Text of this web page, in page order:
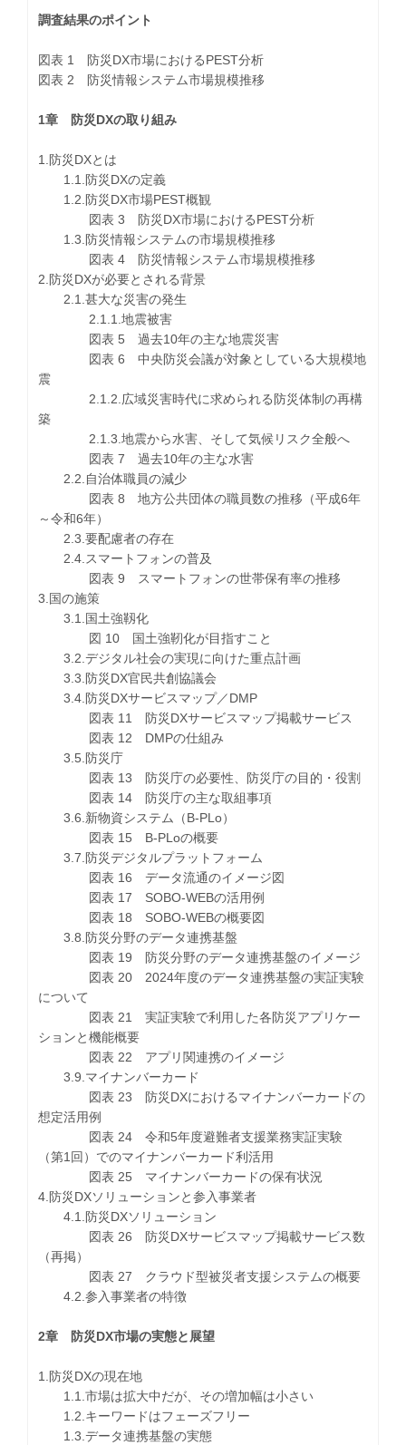
調査結果のポイント
図表 1 防災DX市場におけるPEST分析
図表 2 防災情報システム市場規模推移
1章 防災DXの取り組み
1.防災DXとは
1.1.防災DXの定義
1.2.防災DX市場PEST概観
図表 3 防災DX市場におけるPEST分析
1.3.防災情報システムの市場規模推移
図表 4 防災情報システム市場規模推移
2.防災DXが必要とされる背景
2.1.甚大な災害の発生
2.1.1.地震被害
図表 5 過去10年の主な地震災害
図表 6 中央防災会議が対象としている大規模地
震
2.1.2.広域災害時代に求められる防災体制の再構
築
2.1.3.地震から水害、そして気候リスク全般へ
図表 7 過去10年の主な水害
2.2.自治体職員の減少
図表 8 地方公共団体の職員数の推移（平成6年
～令和6年）
2.3.要配慮者の存在
2.4.スマートフォンの普及
図表 9 スマートフォンの世帯保有率の推移
3.国の施策
3.1.国土強靱化
図 10 国土強靭化が目指すこと
3.2.デジタル社会の実現に向けた重点計画
3.3.防災DX官民共創協議会
3.4.防災DXサービスマップ／DMP
図表 11 防災DXサービスマップ掲載サービス
図表 12 DMPの仕組み
3.5.防災庁
図表 13 防災庁の必要性、防災庁の目的・役割
図表 14 防災庁の主な取組事項
3.6.新物資システム（B-PLo）
図表 15 B-PLoの概要
3.7.防災デジタルプラットフォーム
図表 16 データ流通のイメージ図
図表 17 SOBO-WEBの活用例
図表 18 SOBO-WEBの概要図
3.8.防災分野のデータ連携基盤
図表 19 防災分野のデータ連携基盤のイメージ
図表 20 2024年度のデータ連携基盤の実証実験
について
図表 21 実証実験で利用した各防災アプリケー
ションと機能概要
図表 22 アプリ関連携のイメージ
3.9.マイナンバーカード
図表 23 防災DXにおけるマイナンバーカードの
想定活用例
図表 24 令和5年度避難者支援業務実証実験
（第1回）でのマイナンバーカード利活用
図表 25 マイナンバーカードの保有状況
4.防災DXソリューションと参入事業者
4.1.防災DXソリューション
図表 26 防災DXサービスマップ掲載サービス数
（再掲）
図表 27 クラウド型被災者支援システムの概要
4.2.参入事業者の特徴
2章 防災DX市場の実態と展望
1.防災DXの現在地
1.1.市場は拡大中だが、その増加幅は小さい
1.2.キーワードはフェーズフリー
1.3.データ連携基盤の実態